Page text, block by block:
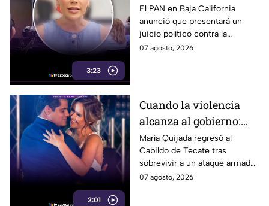
3:23
del Pilar y la fiscal de
Baja California
El PAN en Baja California
anunció que presentará un
juicio político contra la
gobernadora y la fiscal del
07 agosto, 2026
2:01
Cuando la violencia
alcanza al gobierno:
regidora de Tecate
vuelve al Cabildo tras
sobrevivir a un ataque
armado
María Quijada regresó al
Cabildo de Tecate tras
sobrevivir a un ataque armado
en el que murió su esposo y
07 agosto, 2026